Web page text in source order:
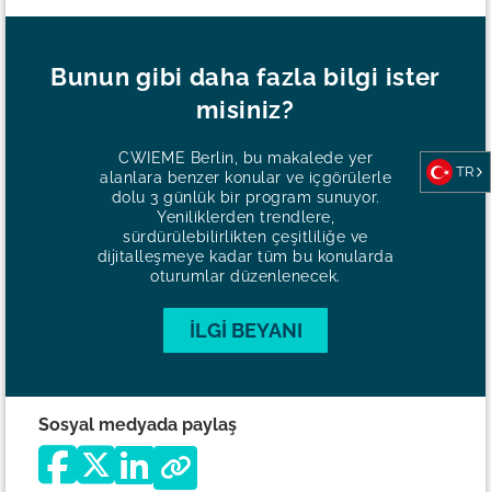
Bunun gibi daha fazla bilgi ister
misiniz?
CWIEME Berlin, bu makalede yer
alanlara benzer konular ve içgörülerle
dolu 3 günlük bir program sunuyor.
Yeniliklerden trendlere,
sürdürülebilirlikten çeşitliliğe ve
dijitalleşmeye kadar tüm bu konularda
oturumlar düzenlenecek.
İLGI BEYANI
Sosyal medyada paylaş
TR